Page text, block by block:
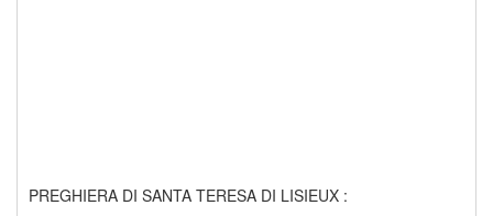
PREGHIERA DI SANTA TERESA DI LISIEUX :